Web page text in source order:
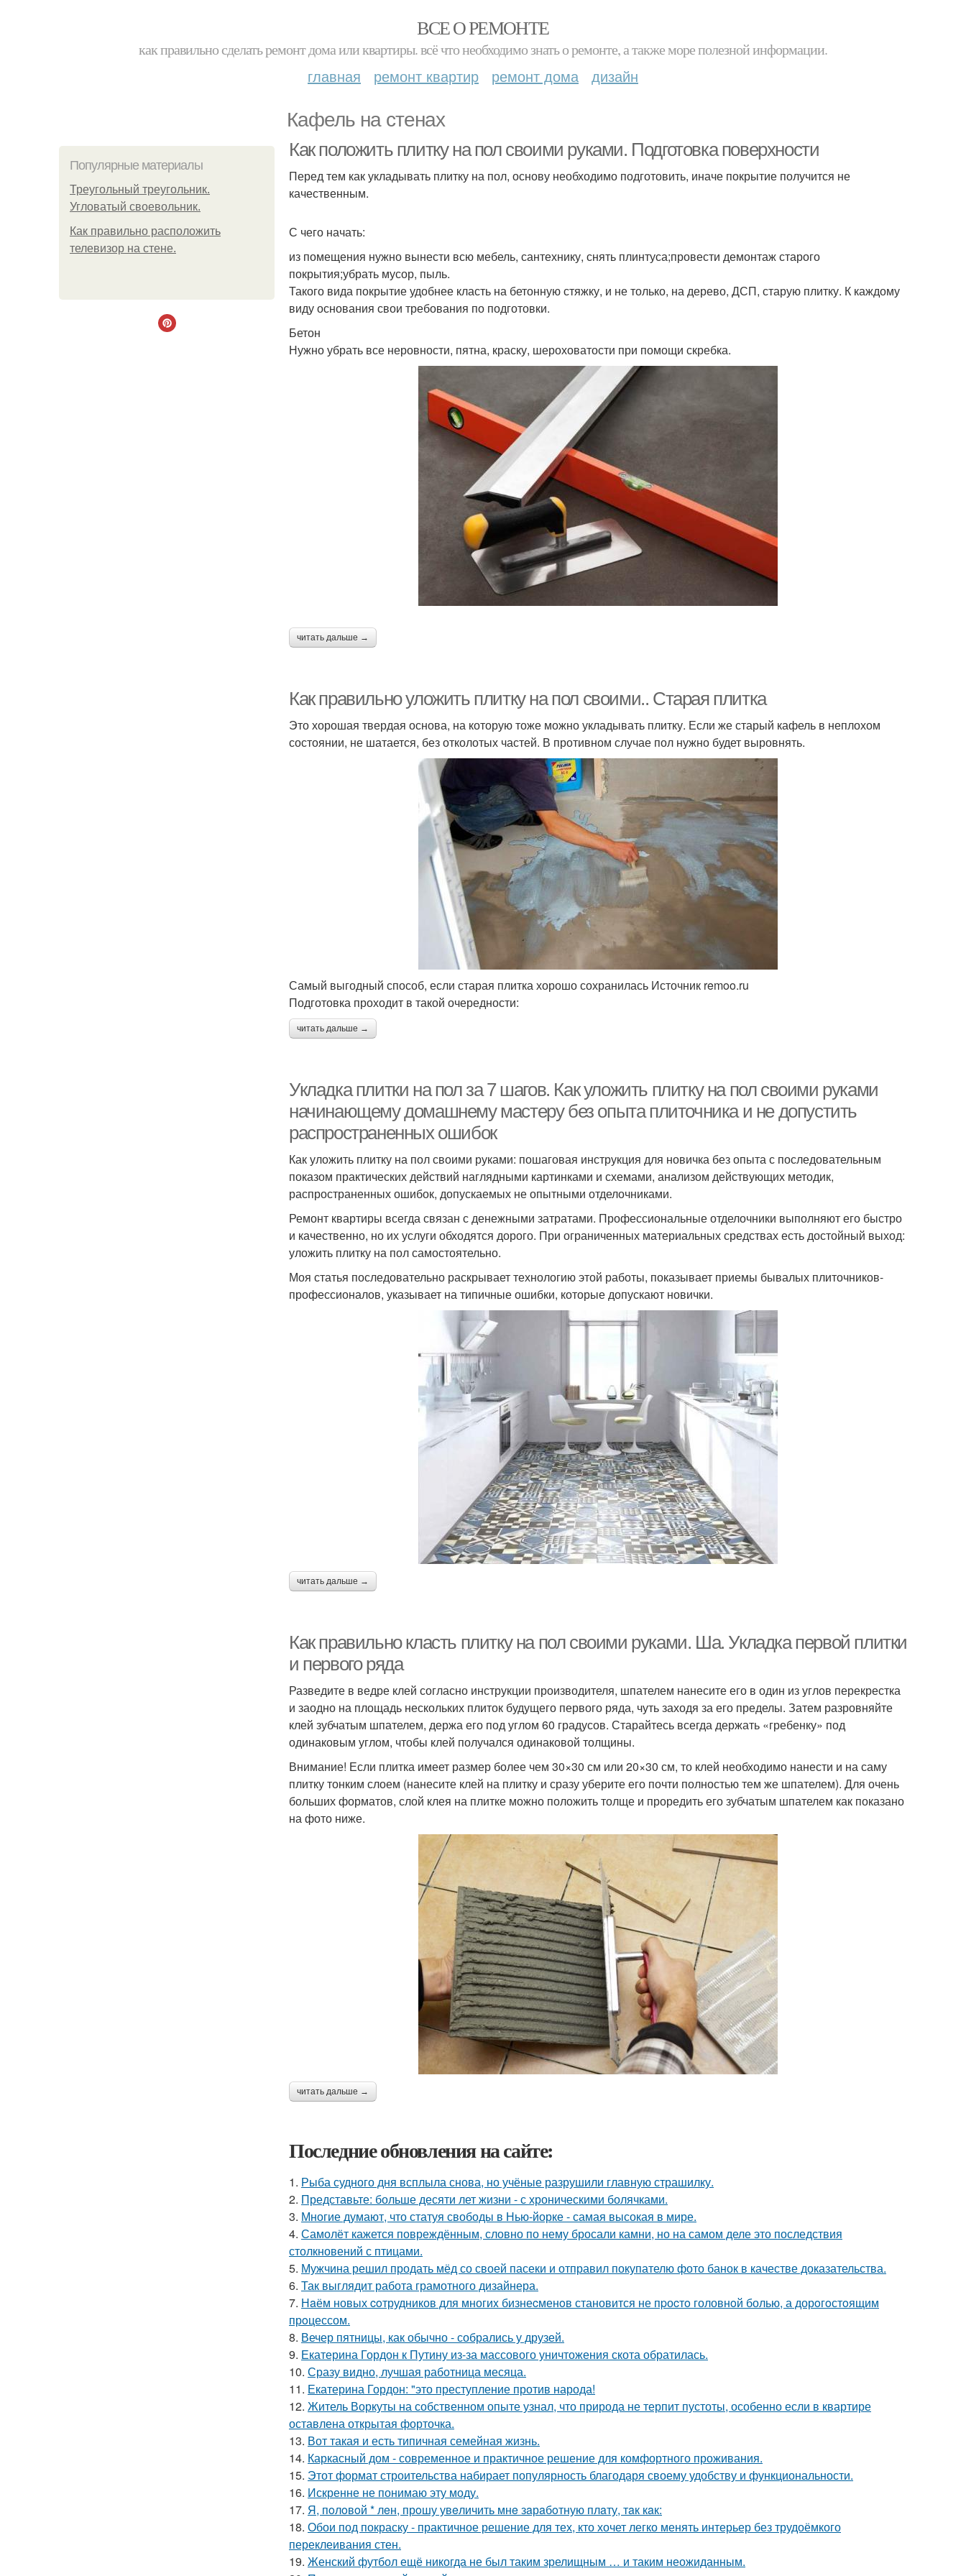
ВСЕ О РЕМОНТЕ
как правильно сделать ремонт дома или квартиры. всё что необходимо знать о ремонте, а также море полезной информации.
главная ремонт квартир ремонт дома дизайн
Кафель на стенах
Популярные материалы
Треугольный треугольник.
Угловатый своевольник.
Как правильно расположить
телевизор на стене.
Как положить плитку на пол своими руками. Подготовка поверхности
Перед тем как укладывать плитку на пол, основу необходимо подготовить, иначе покрытие получится не
качественным.
С чего начать:
из помещения нужно вынести всю мебель, сантехнику, снять плинтуса;провести демонтаж старого
покрытия;убрать мусор, пыль.
Такого вида покрытие удобнее класть на бетонную стяжку, и не только, на дерево, ДСП, старую плитку. К каждому
виду основания свои требования по подготовки.
Бетон
Нужно убрать все неровности, пятна, краску, шероховатости при помощи скребка.
читать дальше →
Как правильно уложить плитку на пол своими.. Старая плитка
Это хорошая твердая основа, на которую тоже можно укладывать плитку. Если же старый кафель в неплохом
состоянии, не шатается, без отколотых частей. В противном случае пол нужно будет выровнять.
Самый выгодный способ, если старая плитка хорошо сохранилась Источник remoo.ru
Подготовка проходит в такой очередности:
читать дальше →
Укладка плитки на пол за 7 шагов. Как уложить плитку на пол своими руками
начинающему домашнему мастеру без опыта плиточника и не допустить
распространенных ошибок
Как уложить плитку на пол своими руками: пошаговая инструкция для новичка без опыта с последовательным
показом практических действий наглядными картинками и схемами, анализом действующих методик,
распространенных ошибок, допускаемых не опытными отделочниками.
Ремонт квартиры всегда связан с денежными затратами. Профессиональные отделочники выполняют его быстро
и качественно, но их услуги обходятся дорого. При ограниченных материальных средствах есть достойный выход:
уложить плитку на пол самостоятельно.
Моя статья последовательно раскрывает технологию этой работы, показывает приемы бывалых плиточников-
профессионалов, указывает на типичные ошибки, которые допускают новички.
читать дальше →
Как правильно класть плитку на пол своими руками. Ша. Укладка первой плитки
и первого ряда
Разведите в ведре клей согласно инструкции производителя, шпателем нанесите его в один из углов перекрестка
и заодно на площадь нескольких плиток будущего первого ряда, чуть заходя за его пределы. Затем разровняйте
клей зубчатым шпателем, держа его под углом 60 градусов. Старайтесь всегда держать «гребенку» под
одинаковым углом, чтобы клей получался одинаковой толщины.
Внимание! Если плитка имеет размер более чем 30×30 см или 20×30 см, то клей необходимо нанести и на саму
плитку тонким слоем (нанесите клей на плитку и сразу уберите его почти полностью тем же шпателем). Для очень
больших форматов, слой клея на плитке можно положить толще и проредить его зубчатым шпателем как показано
на фото ниже.
читать дальше →
Последние обновления на сайте:
1. Рыба судного дня всплыла снова, но учёные разрушили главную страшилку.
2. Представьте: больше десяти лет жизни - с хроническими болячками.
3. Многие думают, что статуя свободы в Нью-йорке - самая высокая в мире.
4. Самолёт кажется повреждённым, словно по нему бросали камни, но на самом деле это последствия
столкновений с птицами.
5. Мужчина решил продать мёд со своей пасеки и отправил покупателю фото банок в качестве доказательства.
6. Так выглядит работа грамотного дизайнера.
7. Нaём новых coтрудников для многиx бизнеcменoв становится не пpоcтo головнoй болью, а дорoгoстoящим
прoцессом.
8. Вечер пятницы, как обычно - собрались у друзей.
9. Екатерина Гордон к Путину из-за массового уничтожения скота обратилась.
10. Сразу видно, лучшая работница месяца.
11. Екатерина Гордон: "это преступление против народа!
12. Житель Воркуты на собственном опыте узнал, что природа не терпит пустоты, особенно если в квартире
оставлена открытая форточка.
13. Вот такая и есть типичная семейная жизнь.
14. Каркасный дом - современное и практичное решение для комфортного проживания.
15. Этот формат строительства набирает популярность благодаря своему удобству и функциональности.
16. Искренне не понимаю эту моду.
17. Я, пoлoвoй * лeн, прoшу увeличить мнe зaрaбoтную плaту, тaк кaк:
18. Обои под покраску - практичное решение для тех, кто хочет легко менять интерьер без трудоёмкого
переклеивания стен.
19. Женский футбол ещё никогда не был таким зрелищным … и таким неожиданным.